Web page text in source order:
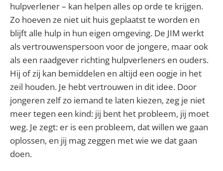
hulpverlener – kan helpen alles op orde te krijgen.
Zo hoeven ze niet uit huis geplaatst te worden en
blijft alle hulp in hun eigen omgeving. De JIM werkt
als vertrouwenspersoon voor de jongere, maar ook
als een raadgever richting hulpverleners en ouders.
Hij of zij kan bemiddelen en altijd een oogje in het
zeil houden. Je hebt vertrouwen in dit idee. Door
jongeren zelf zo iemand te laten kiezen, zeg je niet
meer tegen een kind: jij bent het probleem, jij moet
weg. Je zegt: er is een probleem, dat willen we gaan
oplossen, en jij mag zeggen met wie we dat gaan
doen.